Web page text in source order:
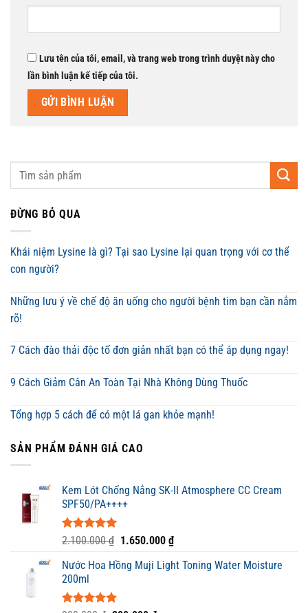
Lưu tên của tôi, email, và trang web trong trình duyệt này cho
lần bình luận kế tiếp của tôi.
ĐỪNG BỎ QUA
Khái niệm Lysine là gì? Tại sao Lysine lại quan trọng với cơ thể
con người?
Những lưu ý về chế độ ăn uống cho người bệnh tim bạn cần nắm
rõ!
7 Cách đào thải độc tố đơn giản nhất bạn có thể áp dụng ngay!
9 Cách Giảm Cân An Toàn Tại Nhà Không Dùng Thuốc
Tổng hợp 5 cách để có một lá gan khỏe mạnh!
SẢN PHẨM ĐÁNH GIÁ CAO
Kem Lót Chống Nắng SK-II Atmosphere CC Cream
SPF50/PA++++
Được xếp
5 sao
2.100.000₫ Giá
là:
1.650.000 ₫Giá
tại
Nước Hoa Hồng Muji Light Toning Water Moisture
200ml